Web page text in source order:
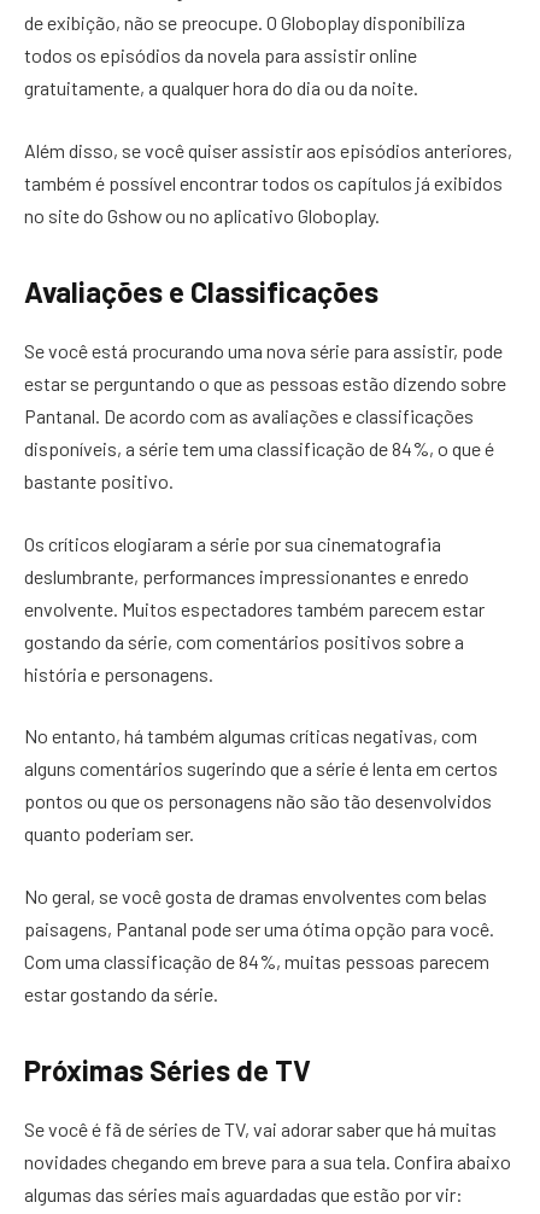
de exibição, não se preocupe. O Globoplay disponibiliza
todos os episódios da novela para assistir online
gratuitamente, a qualquer hora do dia ou da noite.
Além disso, se você quiser assistir aos episódios anteriores,
também é possível encontrar todos os capítulos já exibidos
no site do Gshow ou no aplicativo Globoplay.
Avaliações e Classificações
Se você está procurando uma nova série para assistir, pode
estar se perguntando o que as pessoas estão dizendo sobre
Pantanal. De acordo com as avaliações e classificações
disponíveis, a série tem uma classificação de 84%, o que é
bastante positivo.
Os críticos elogiaram a série por sua cinematografia
deslumbrante, performances impressionantes e enredo
envolvente. Muitos espectadores também parecem estar
gostando da série, com comentários positivos sobre a
história e personagens.
No entanto, há também algumas críticas negativas, com
alguns comentários sugerindo que a série é lenta em certos
pontos ou que os personagens não são tão desenvolvidos
quanto poderiam ser.
No geral, se você gosta de dramas envolventes com belas
paisagens, Pantanal pode ser uma ótima opção para você.
Com uma classificação de 84%, muitas pessoas parecem
estar gostando da série.
Próximas Séries de TV
Se você é fã de séries de TV, vai adorar saber que há muitas
novidades chegando em breve para a sua tela. Confira abaixo
algumas das séries mais aguardadas que estão por vir: